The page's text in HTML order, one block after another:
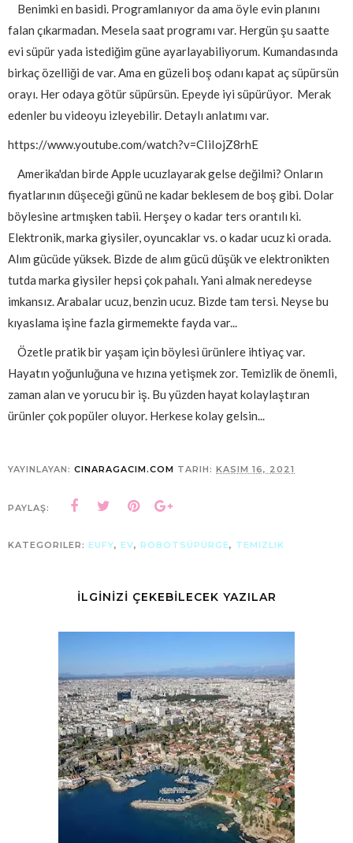
Benimki en basidi. Programlanıyor da ama öyle evin planını
falan çıkarmadan. Mesela saat programı var. Hergün şu saatte
evi süpür yada istediğim güne ayarlayabiliyorum. Kumandasında
birkaç özelliği de var. Ama en güzeli boş odanı kapat aç süpürsün
orayı. Her odaya götür süpürsün. Epeyde iyi süpürüyor. Merak
edenler bu videoyu izleyebilir. Detaylı anlatımı var.
https://www.youtube.com/watch?v=CIiIojZ8rhE
Amerika'dan birde Apple ucuzlayarak gelse değilmi? Onların
fiyatlarının düşeceği günü ne kadar beklesem de boş gibi. Dolar
böylesine artmışken tabii. Herşey o kadar ters orantılı ki.
Elektronik, marka giysiler, oyuncaklar vs. o kadar ucuz ki orada.
Alım gücüde yüksek. Bizde de alım gücü düşük ve elektronikten
tutda marka giysiler hepsi çok pahalı. Yani almak neredeyse
imkansız. Arabalar ucuz, benzin ucuz. Bizde tam tersi. Neyse bu
kıyaslama işine fazla girmemekte fayda var...
Özetle pratik bir yaşam için böylesi ürünlere ihtiyaç var.
Hayatın yoğunluğuna ve hızına yetişmek zor. Temizlik de önemli,
zaman alan ve yorucu bir iş. Bu yüzden hayat kolaylaştıran
ürünler çok popüler oluyor. Herkese kolay gelsin...
YAYINLAYAN: CINARAGACIM.COM TARIH: KASIM 16, 2021
PAYLAŞ:
KATEGORILER: EUFY, EV, ROBOTSÜPÜRGE, TEMIZLIK
İLGİNİZİ ÇEKEBİLECEK YAZILAR